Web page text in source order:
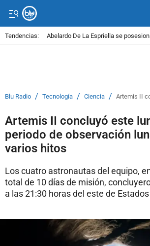
Tendencias: Abelardo De La Espriella se
Blu Radio / Tecnología / Ciencia / Artemis II
Artemis II concluyó este
periodo de observación
varios hitos
Los cuatro astronautas del equipo,
total de 10 días de misión,
a las 21:30 horas del este de